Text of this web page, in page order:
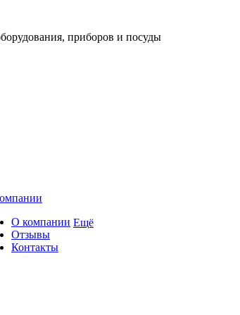
приборов и посуды
О компании
Отзывы
Контакты
Ещё